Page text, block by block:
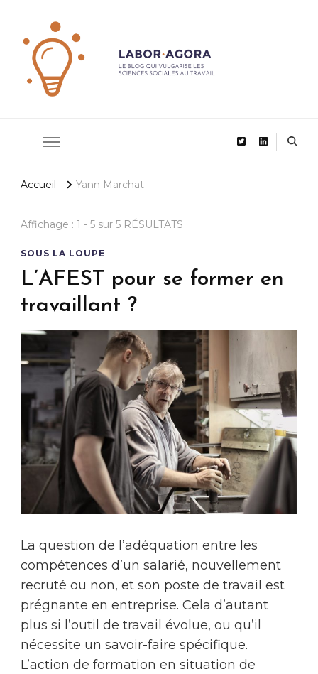
Accueil Yann Marchat
Affichage : 1 - 5 sur 5 RÉSULTATS
SOUS LA LOUPE
L’AFEST pour se former en
travaillant ?
La question de l’adéquation entre les
compétences d’un salarié, nouvellement
recruté ou non, et son poste de travail est
prégnante en entreprise. Cela d’autant
plus si l’outil de travail évolue, ou qu’il
nécessite un savoir-faire spécifique.
L’action de formation en situation de